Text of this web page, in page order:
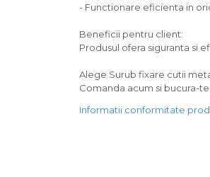
- Functionare eficienta in
Beneficii pentru client:
Produsul ofera siguranta si
Alege Surub fixare cutii
Comanda acum si bucura-
Informatii conformitate